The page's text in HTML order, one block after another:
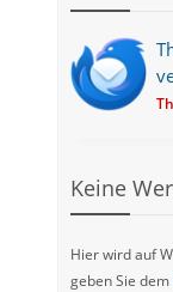
Keine
Hier wird auf
geben Sie dem